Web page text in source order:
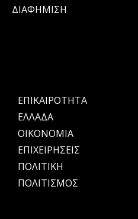
ΔΙΑΦΗΜΙΣΗ
ΕΠΙΚΑΙΡΟΤΗΤΑ
ΕΛΛΑΔΑ
OIKONOMIA
ΕΠΙΧΕΙΡΗΣΕΙΣ
ΠΟΛΙΤΙΚΗ
ΠΟΛΙΤΙΣΜΟΣ